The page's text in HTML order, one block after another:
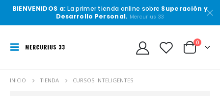
BIENVENIDOS a: La primer tienda online sobre Superación y
Desarrollo Personal. Mercurius 33
0
INICIO TIENDA CURSOS INTELIGENTES